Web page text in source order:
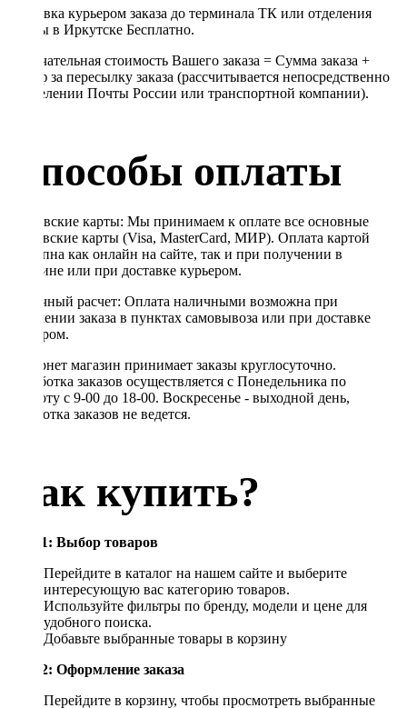
Доставка курьером заказа до терминала ТК или отделения
Почты в Иркутске Бесплатно.
Окончательная стоимость Вашего заказа = Сумма заказа +
Тариф за пересылку заказа (рассчитывается непосредственно
в отделении Почты России или транспортной компании).
Способы оплаты
Банковские карты: Мы принимаем к оплате все основные
банковские карты (Visa, MasterCard, МИР). Оплата картой
доступна как онлайн на сайте, так и при получении в
магазине или при доставке курьером.
Наличный расчет: Оплата наличными возможна при
получении заказа в пунктах самовывоза или при доставке
курьером.
Интернет магазин принимает заказы круглосуточно.
Обработка заказов осуществляется с Понедельника по
Субботу с 9-00 до 18-00. Воскресенье - выходной день,
обработка заказов не ведется.
Как купить?
Шаг 1: Выбор товаров
Перейдите в каталог на нашем сайте и выберите
интересующую вас категорию товаров.
Используйте фильтры по бренду, модели и цене для
удобного поиска.
Добавьте выбранные товары в корзину
Шаг 2: Оформление заказа
Перейдите в корзину, чтобы просмотреть выбранные